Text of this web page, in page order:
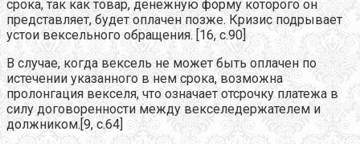
срока, так как товар, денежную форму которого он
представляет, будет оплачен позже. Кризис подрывает
устои вексельного обращения. [16, с.90]
В случае, когда вексель не может быть оплачен по
истечении указанного в нем срока, возможна
пролонгация векселя, что означает отсрочку платежа в
силу договоренности между векселедержателем и
должником.[9, с.64]